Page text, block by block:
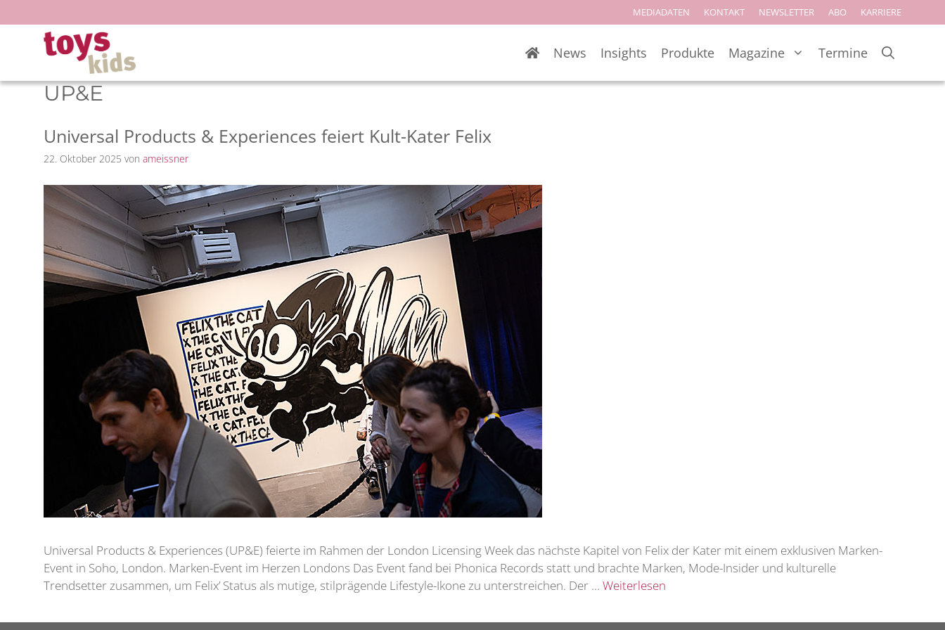
Inhalt
springen
MEDIADATEN KONTAKT NEWSLETTER ABO KARRIERE
News Insights Produkte Magazine Termine
UP&E
Universal Products & Experiences feiert Kult-Kater Felix
22. Oktober 2025 von ameissner
Universal Products & Experiences (UP&E) feierte im Rahmen der London Licensing Week das nächste Kapitel von Felix der Kater mit einem exklusiven Marken-
Event in Soho, London. Marken-Event im Herzen Londons Das Event fand bei Phonica Records statt und brachte Marken, Mode-Insider und kulturelle
Trendsetter zusammen, um Felix’ Status als mutige, stilprägende Lifestyle-Ikone zu unterstreichen. Der … Weiterlesen